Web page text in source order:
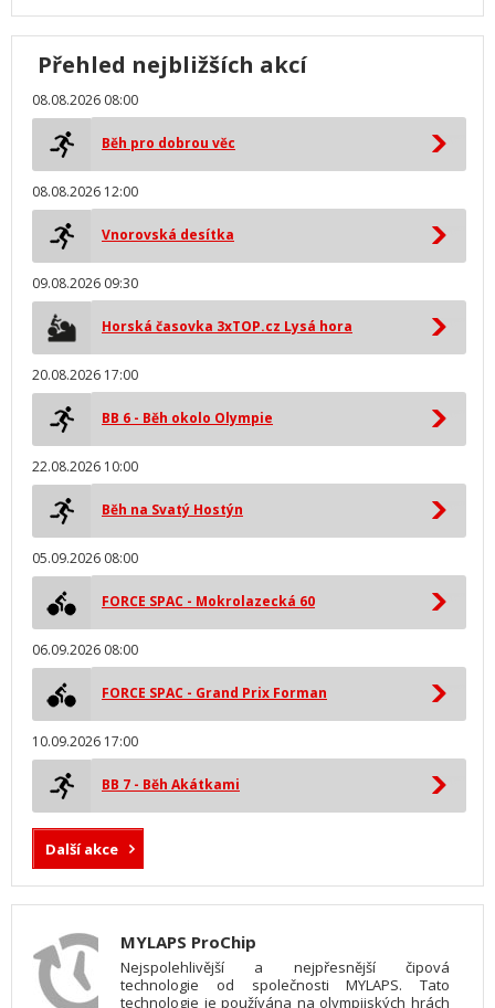
Přehled nejbližších akcí
08.08.2026 08:00
Běh pro dobrou věc
08.08.2026 12:00
Vnorovská desítka
09.08.2026 09:30
Horská časovka 3xTOP.cz Lysá hora
20.08.2026 17:00
BB 6 - Běh okolo Olympie
22.08.2026 10:00
Běh na Svatý Hostýn
05.09.2026 08:00
FORCE SPAC - Mokrolazecká 60
06.09.2026 08:00
FORCE SPAC - Grand Prix Forman
10.09.2026 17:00
BB 7 - Běh Akátkami
Další akce
MYLAPS ProChip
Nejspolehlivější a nejpřesnější čipová
technologie od společnosti MYLAPS. Tato
technologie je používána na olympijských hrách